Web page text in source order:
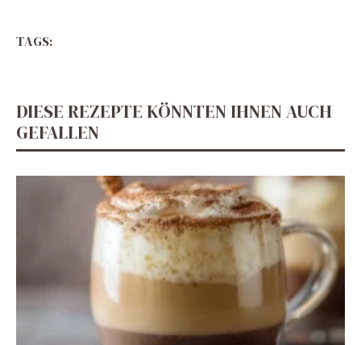
TAGS:
DIESE REZEPTE KÖNNTEN IHNEN AUCH
GEFALLEN